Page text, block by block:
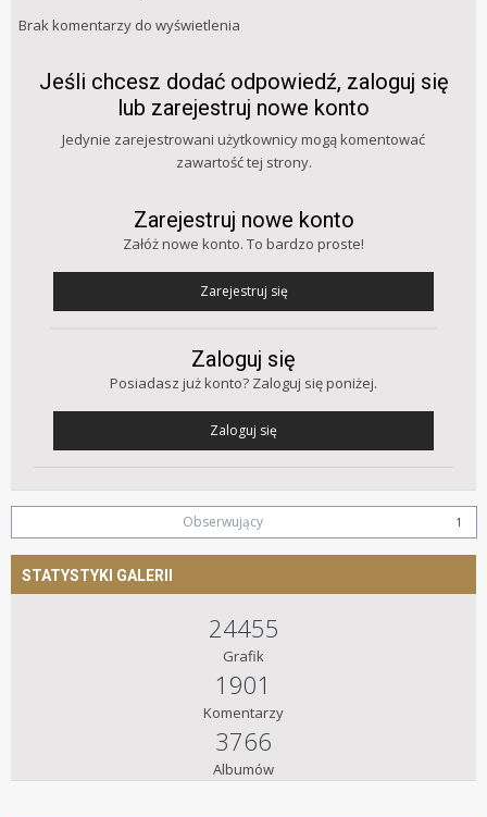
Brak komentarzy do wyświetlenia
Jeśli chcesz dodać odpowiedź, zaloguj się
lub zarejestruj nowe konto
Jedynie zarejestrowani użytkownicy mogą komentować
zawartość tej strony.
Zarejestruj nowe konto
Załóż nowe konto. To bardzo proste!
Zarejestruj się
Zaloguj się
Posiadasz już konto? Zaloguj się poniżej.
Zaloguj się
Obserwujący 1
STATYSTYKI GALERII
24455
Grafik
1901
Komentarzy
3766
Albumów